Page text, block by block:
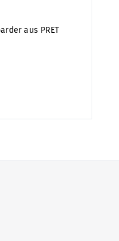
aus PRET